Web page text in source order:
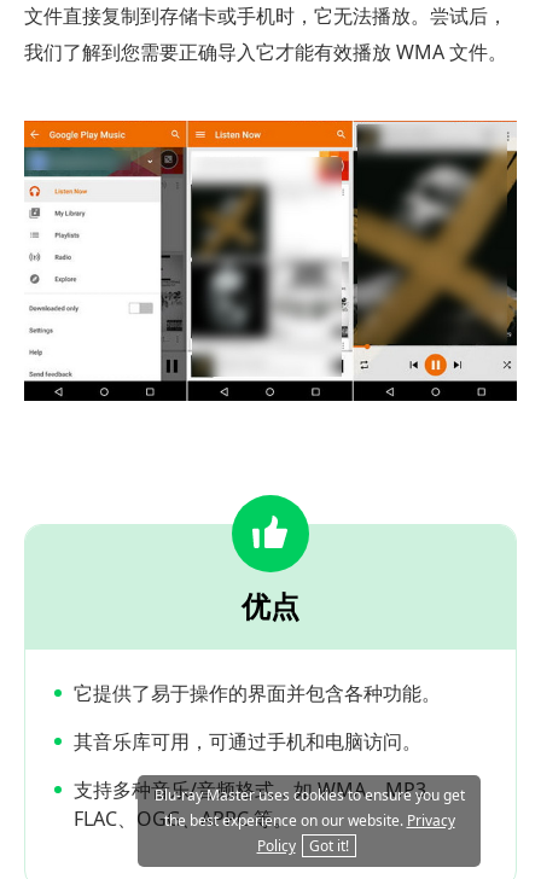
文件直接复制到存储卡或手机时，它无法播放。尝试后，
我们了解到您需要正确导入它才能有效播放 WMA 文件。
优点
它提供了易于操作的界面并包含各种功能。
其音乐库可用，可通过手机和电脑访问。
支持多种音乐/音频格式，如 WMA、MP3、
FLAC、OGG、APPC 等。
Blu-ray Master uses cookies to ensure you get
the best experience on our website. Privacy
Policy
Got it!